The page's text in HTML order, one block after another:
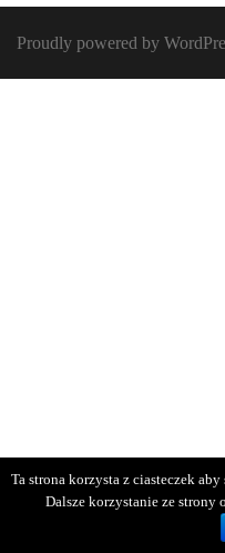
Proudly powered by
Ta strona korzysta z ciasteczek
Dalsze korzystanie ze strony